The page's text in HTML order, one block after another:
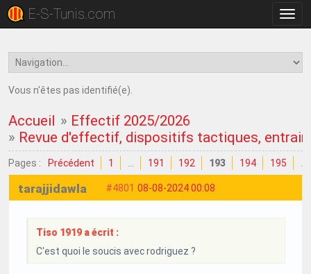
la
E-S-Tunis.com
Vous n'êtes pas identifié(e).
Accueil » Effectif 2025/2026
» Revue d'effectif, dispositifs tactiques,
Pages : Précédent 1 191 192 193 194 195
#4801 08-08-2024 00:08
tarajjidawla
Tiso 1919 a écrit :
C'est quoi le soucis avec rodriguez ?